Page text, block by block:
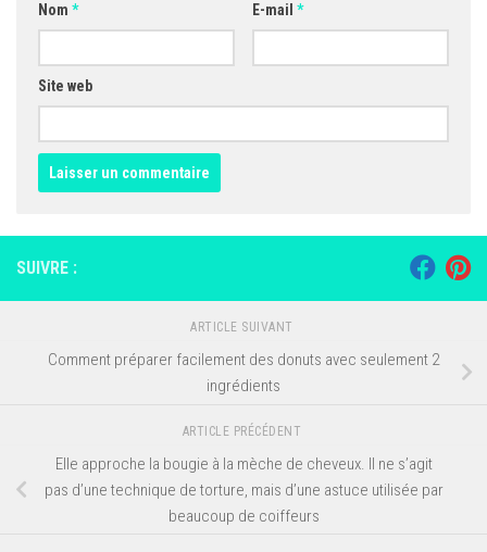
Nom * E-mail *
Site web
SUIVRE :
ARTICLE SUIVANT
Comment préparer facilement des donuts avec seulement 2
ingrédients
ARTICLE PRÉCÉDENT
Elle approche la bougie à la mèche de cheveux. Il ne s’agit
pas d’une technique de torture, mais d’une astuce utilisée par
beaucoup de coiffeurs